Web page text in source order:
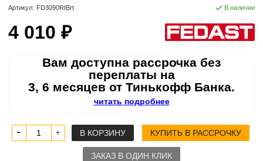
Артикул: FD3090RIBrt В наличии
4 010 ₽
Вам доступна рассрочка без
переплаты на
3, 6 месяцев от Тинькофф Банка.
читать подробнее
В КОРЗИНУ КУПИТЬ В РАССРОЧКУ
ЗАКАЗ В ОДИН КЛИК